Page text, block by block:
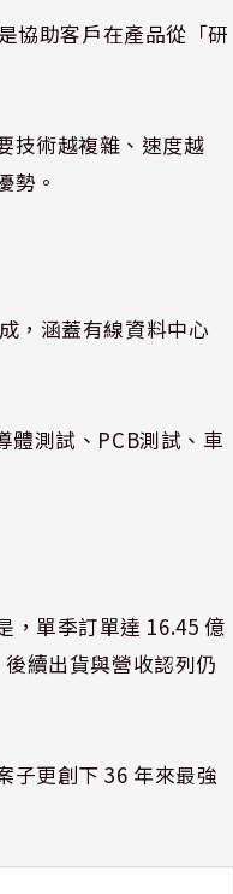
協助客戶在產品從「研
技術越複雜、速度越
勢。
，涵蓋有線資料中心
體測試、PCB測試、車
，單季訂單達 16.45 億
續出貨與營收認列仍
子更創下 36 年來最強